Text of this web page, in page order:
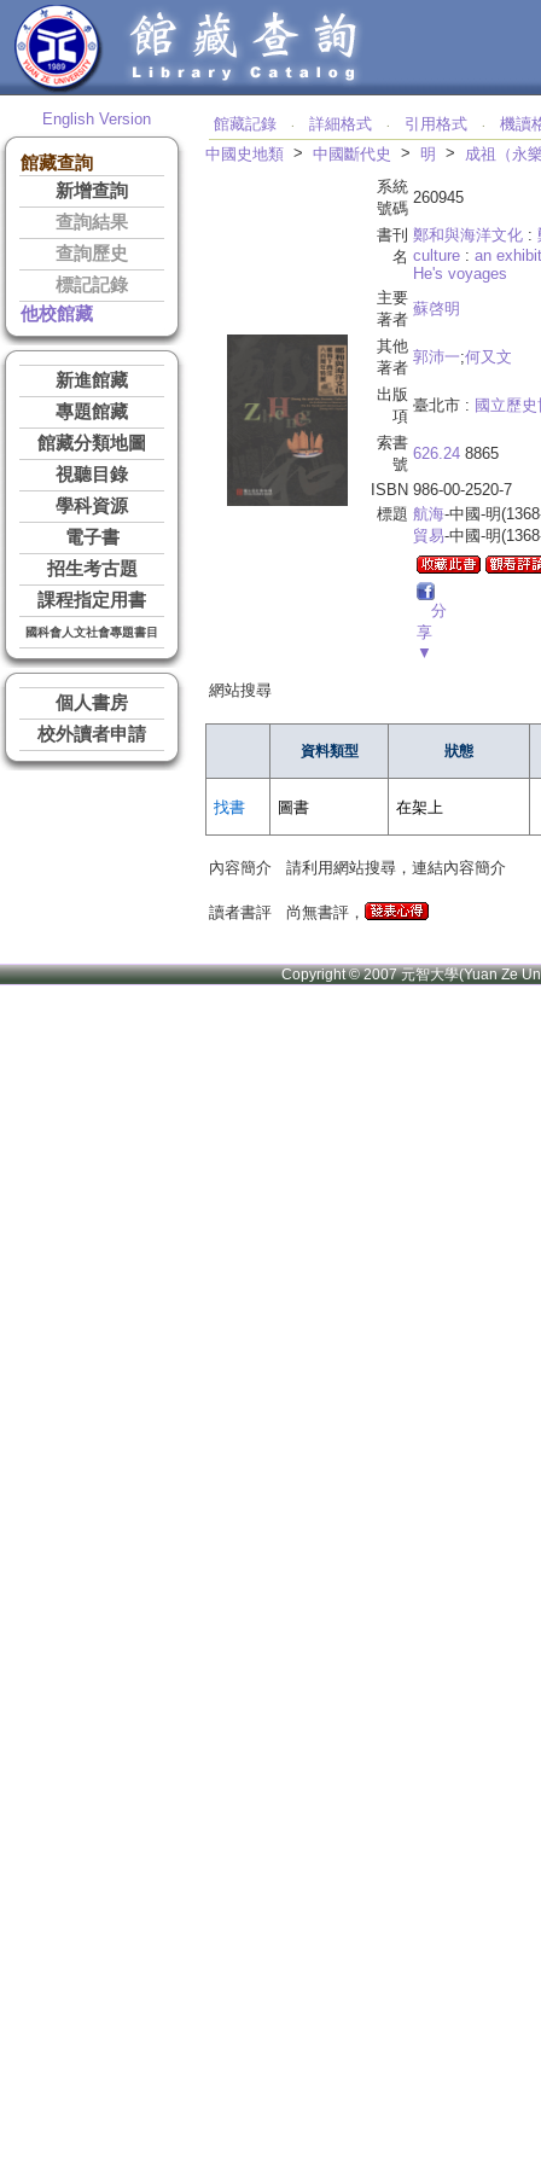
English Version
館藏查詢
新增查詢
查詢結果
查詢歷史
標記記錄
他校館藏
新進館藏
專題館藏
館藏分類地圖
視聽目錄
學科資源
電子書
招生考古題
課程指定用書
國科會人文社會專題書目
個人書房
校外讀者申請
館藏記錄 ‧ 詳細格式 ‧ 引用格式 ‧
機讀
中國史地類 > 中國斷代史 > 明 > 成祖（永
系統
號碼
260945
書刊
名
鄭和與海洋文化 :
culture : an
He's voyages
主要
著者
蘇啓明
其他
著者
郭沛一;何又文
出版
項
臺北市 : 國立歷
索書
號
626.24 8865
ISBN 986-00-2520-7
標題 航海-中國-明
貿易-中國-明
分
享
▼
網站搜尋
資料類型 狀態
找書 圖書 在架上
內容簡介 請利用網站搜尋，連結內容簡介
讀者書評 尚無書評，
Copyright © 2007 元智大學(Yuan Ze